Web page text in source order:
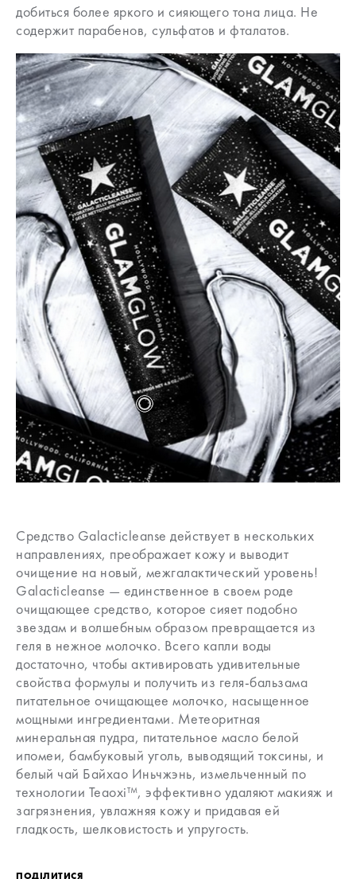
добиться более яркого и сияющего тона лица. Не
содержит парабенов, сульфатов и фталатов.
Средство Galacticleanse действует в нескольких
направлениях, преображает кожу и выводит
очищение на новый, межгалактический уровень!
Galacticleanse — единственное в своем роде
очищающее средство, которое сияет подобно
звездам и волшебным образом превращается из
геля в нежное молочко. Всего капли воды
достаточно, чтобы активировать удивительные
свойства формулы и получить из геля-бальзама
питательное очищающее молочко, насыщенное
мощными ингредиентами. Метеоритная
минеральная пудра, питательное масло белой
ипомеи, бамбуковый уголь, выводящий токсины, и
белый чай Байхао Иньчжэнь, измельченный по
технологии Teaoxi™, эффективно удаляют макияж и
загрязнения, увлажняя кожу и придавая ей
гладкость, шелковистость и упругость.
ПОДІЛИТИСЯ